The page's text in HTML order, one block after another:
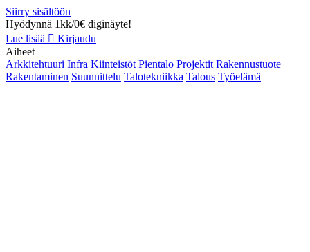
Siirry sisältöön
Hyödynnä 1kk/0€ diginäyte!
Lue lisää
Kirjaudu
Aiheet
Arkkitehtuuri Infra Kiinteistöt Pientalo Projektit Rakennustuote
Rakentaminen Suunnittelu Talotekniikka Talous Työelämä